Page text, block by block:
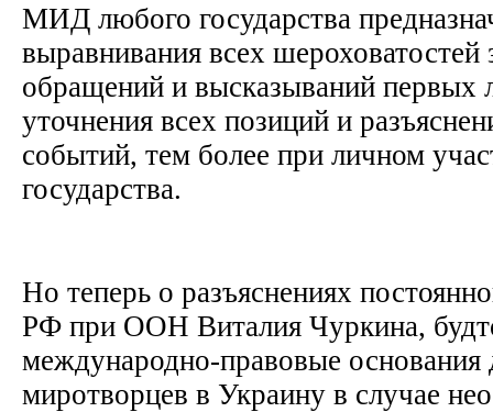
МИД любого государства
выравнивания всех шероховатостей
обращений и высказываний первых
уточнения всех позиций и
событий, тем более при личном
государства.
Но теперь о разъяснениях
РФ при ООН Виталия Чуркина,
международно-правовые основания
миротворцев в Украину в случае